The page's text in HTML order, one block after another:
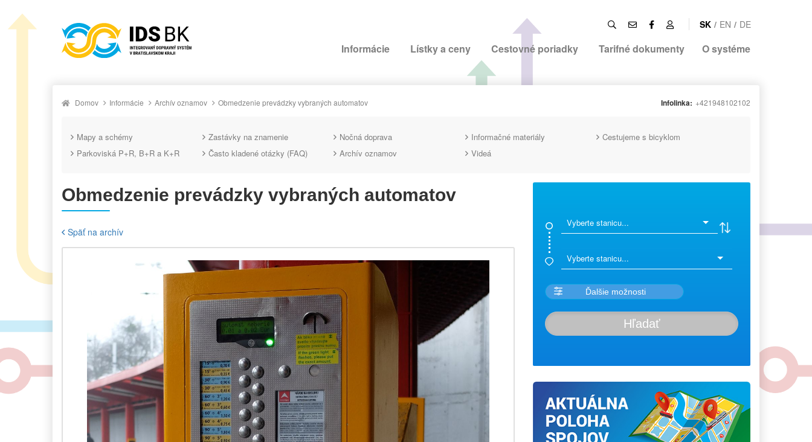
SK / EN / DE
Informácie Lístky a ceny Cestovné poriadky Tarifné dokumenty O systéme
Domov Informácie Archív oznamov Obmedzenie prevádzky vybraných automatov Infolinka: +421948102102
Mapy a schémy Zastávky na znamenie Nočná doprava Informačné materiály
Cestujeme s bicyklom
Parkoviská P+R, B+R a K+R
Často kladené otázky (FAQ) Archív oznamov Videá
Obmedzenie prevádzky vybraných automatov
Späť na archív